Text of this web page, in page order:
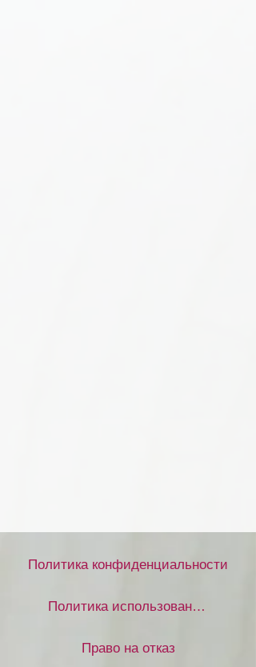
Политика конфиденциальности
Политика использования файлов cookie
Право на отказ